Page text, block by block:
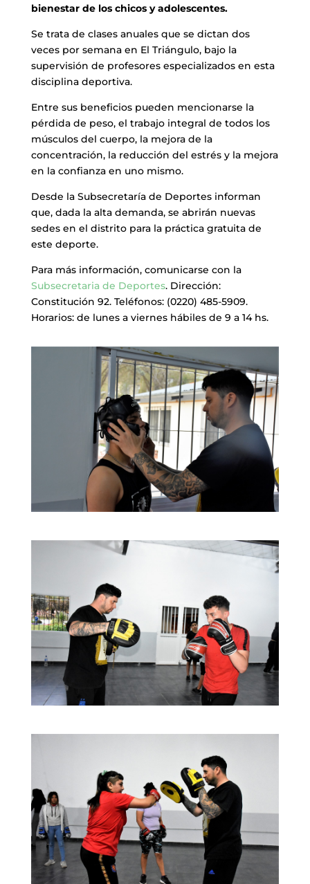
bienestar de los chicos y adolescentes.
Se trata de clases anuales que se dictan dos
veces por semana en El Triángulo, bajo la
supervisión de profesores especializados en esta
disciplina deportiva.
Entre sus beneficios pueden mencionarse la
pérdida de peso, el trabajo integral de todos los
músculos del cuerpo, la mejora de la
concentración, la reducción del estrés y la mejora
en la confianza en uno mismo.
Desde la Subsecretaría de Deportes informan
que, dada la alta demanda, se abrirán nuevas
sedes en el distrito para la práctica gratuita de
este deporte.
Para más información, comunicarse con la
Subsecretaria de Deportes. Dirección:
Constitución 92. Teléfonos: (0220) 485-5909.
Horarios: de lunes a viernes hábiles de 9 a 14 hs.